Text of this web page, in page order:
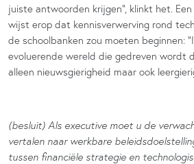
juiste antwoorden krijgen”, klinkt het.
wijst erop dat kennisverwerving rond
de schoolbanken zou moeten beginnen:
evoluerende wereld die gedreven wordt
alleen nieuwsgierigheid maar ook
(besluit) Als executive moet u de
vertalen naar werkbare
tussen financiële strategie en